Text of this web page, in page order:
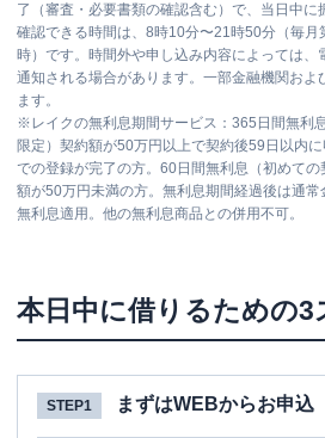
了（審査・必要書類の確認含む）で、当日中に
確認できる時間は、8時10分〜21時50分（毎
時）です。時間外や申し込み内容によっては
通知される場合があります。一部金融機関およ
ます。
※ レイクの無利息期間サービス：365日間無利
限定）契約額が50万円以上で契約後59日以内
での登録が完了の方。60日間無利息（初めて
額が50万円未満の方。無利息期間経過後は通
無利息適用。他の無利息商品との併用不可。
本日中に借りるための3
STEP1 まずはWEBからお申込